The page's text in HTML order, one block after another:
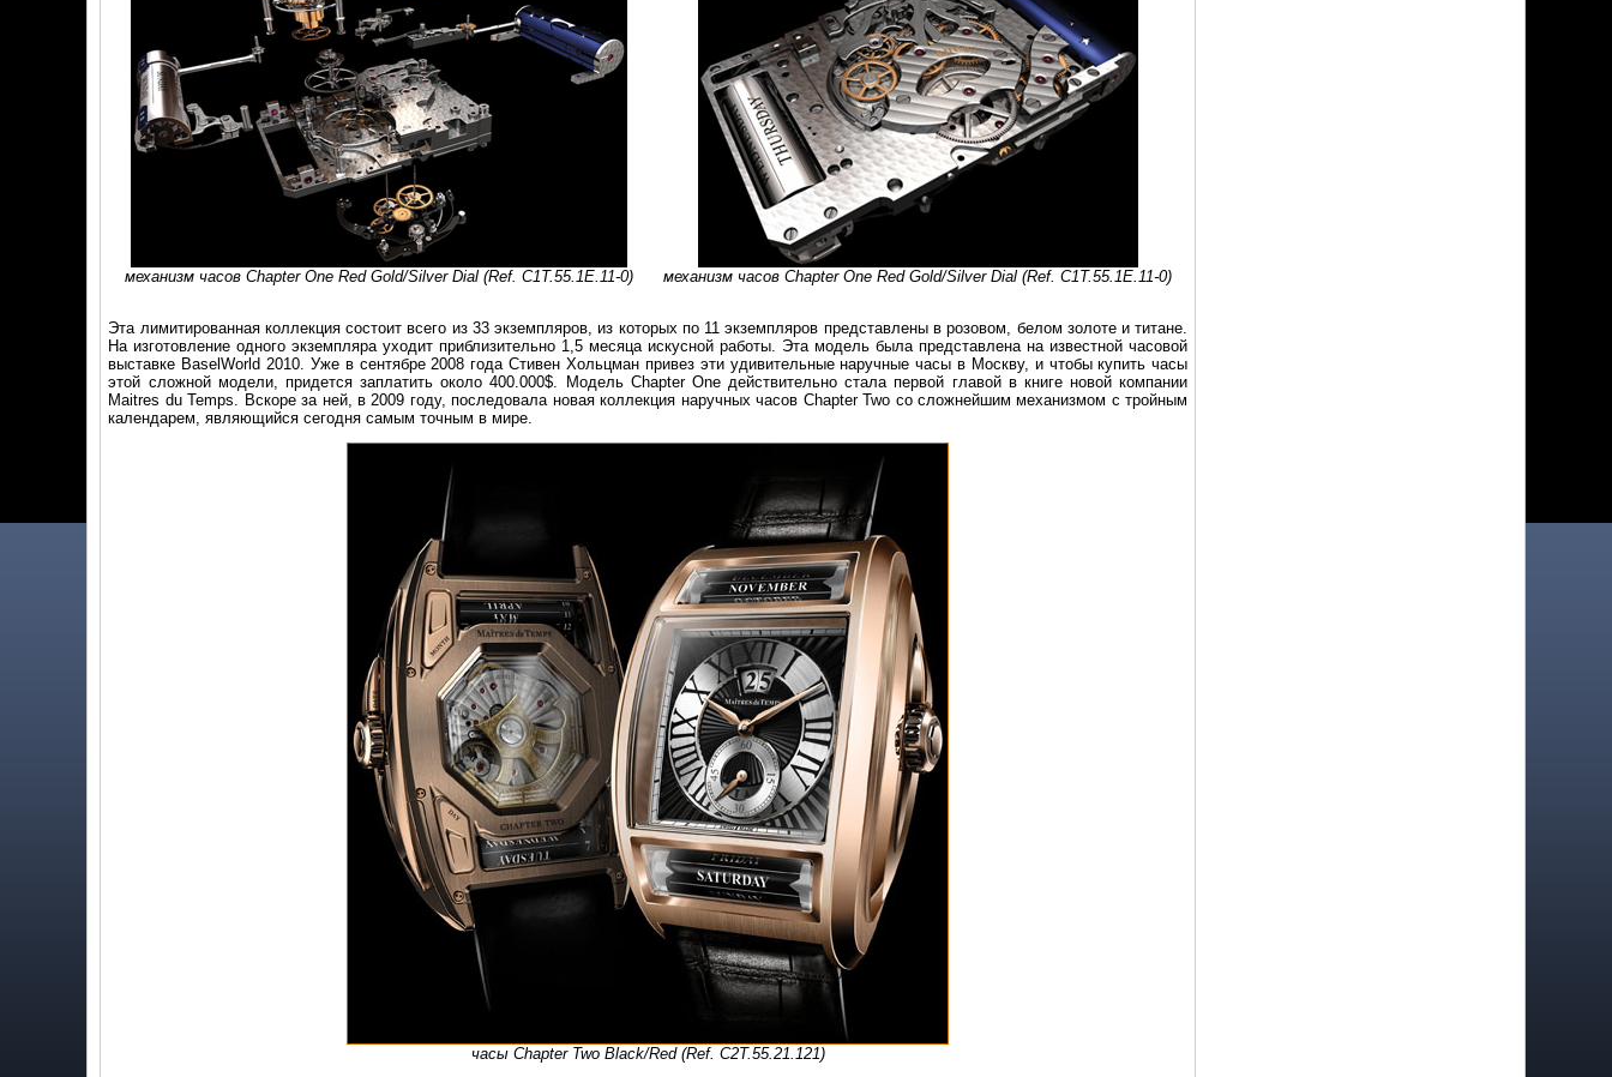
механизм часов Chapter One Red Gold/Silver Dial (Ref. C1T.55.1E.11-0) механизм часов Chapter One Red Gold/Silver Dial (Ref. C1T.55.1E.11-0)
Эта лимитированная коллекция состоит всего из 33 экземпляров, из которых по 11 экземпляров представлены в розовом, белом золоте и титане.
На изготовление одного экземпляра уходит приблизительно 1,5 месяца искусной работы. Эта модель была представлена на известной часовой
выставке BaselWorld 2010. Уже в сентябре 2008 года Стивен Хольцман привез эти удивительные наручные часы в Москву, и чтобы купить часы
этой сложной модели, придется заплатить около 400.000$. Модель Chapter One действительно стала первой главой в книге новой компании
Maitres du Temps. Вскоре за ней, в 2009 году, последовала новая коллекция наручных часов Chapter Two со сложнейшим механизмом с тройным
календарем, являющийся сегодня самым точным в мире.
часы Chapter Two Black/Red (Ref. C2T.55.21.121)